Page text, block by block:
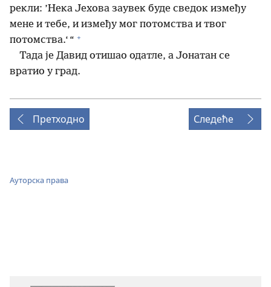
рекли: ’Нека Јехова заувек буде сведок између
мене и тебе, и између мог потомства и твог
потомства.‘ “ +
Тада је Давид отишао одатле, а Јонатан се
вратио у град.
Претходно Следеће
Ауторска права